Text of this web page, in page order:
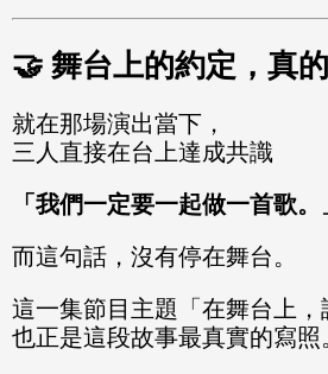
🤝 舞台上的約定，真
就在那場演出當下，
三人直接在台上達成共識
「我們一定要一起做一首歌。
而這句話，沒有停在舞台。
這一集節目主題「在舞台上，
也正是這段故事最真實的寫照